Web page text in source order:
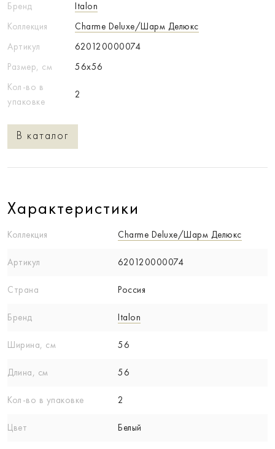
Бренд
Italon
Коллекция
Charme Deluxe/Шарм Делюкс
Артикул
620120000074
Размер, см
56x56
Кол-во в
упаковке
2
В каталог
Характеристики
Коллекция Charme Deluxe/Шарм Делюкс
Артикул 620120000074
Страна Россия
Бренд Italon
Ширина, см 56
Длина, см 56
Кол-вo в упаковке 2
Цвет Белый